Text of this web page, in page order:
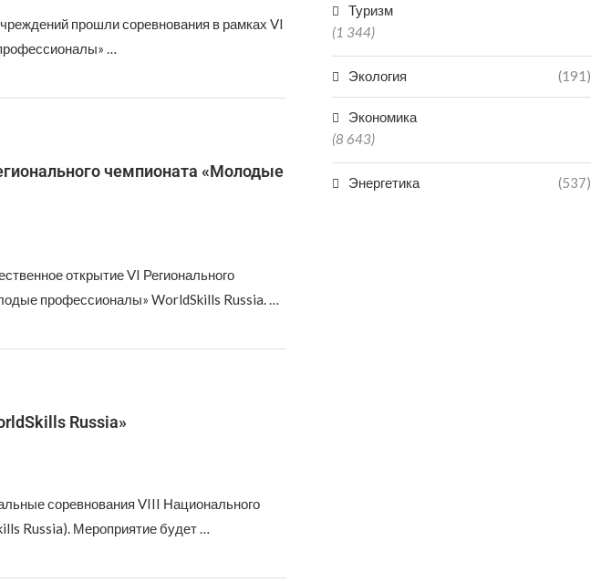
прошли соревнования в рамках VI
…
чемпионата «Молодые
открытие VI Регионального
профессионалы» WorldSkills Russia. …
Russia»
соревнования VIII Национального
Russia). Мероприятие будет …
Туризм
(1 344)
Экология (191)
Экономика
(8 643)
Энергетика (537)